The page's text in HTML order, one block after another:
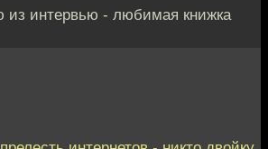
из интервью - любимая книжка